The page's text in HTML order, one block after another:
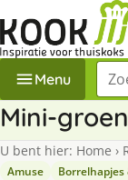
Menu
Mini-
U bent hier: Home ›
Amuse Borrelhapjes